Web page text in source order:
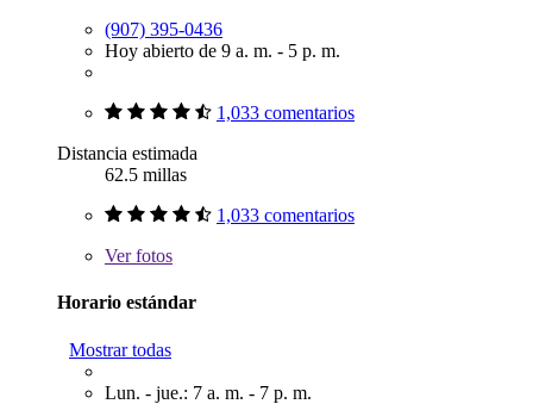
(907) 395-0436
Hoy abierto de 9 a. m. - 5 p. m.
1,033 comentarios
Distancia estimada
62.5 millas
1,033 comentarios
Verfotos
Horario estándar
Mostrar todas
Lun. - jue.: 7 a. m. - 7 p. m.